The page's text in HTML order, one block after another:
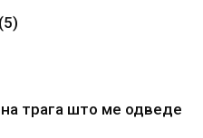
трага што ме одведе